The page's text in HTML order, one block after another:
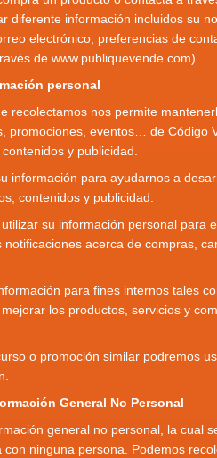
diferente información incluidos su
electrónico, preferencias de
de www.publiquevende.com).
personal
recolectamos nos permite
promociones, eventos… de Código
y publicidad.
información para ayudarnos a
contenidos y publicidad.
su información personal para
notificaciones acerca de compras,
para fines internos tales
los productos, servicios y
o promoción similar podremos
General No Personal
general no personal, la cual
ninguna persona. Podemos